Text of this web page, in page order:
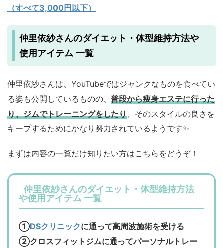
（すべて3,000円以下）
仲里依紗さんのダイエット・体型維持方法や
使用アイテム 一覧
仲里依紗さんは、YouTubeではジャンクなものを食べてい
る姿も公開しているものの、 普段から痩身エステに行った
り、ジムでトレーニングをしたり、そのスタイルの良さを
キープするためにかなり努力されているようです✨
まずは内容の一覧だけ知りたい方はこちらをどうぞ！
仲里依紗さんのダイエット・体型維持方法
や使用アイテム 一覧
①DSクリニックに通って高周波施術を受ける
②クロスフィットジムに通ってパーソナルトレー